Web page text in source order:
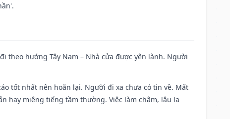
theo hướng Tây Nam – Nhà cửa được yên lành. Người
tốt nhất nên hoãn lại. Người đi xa chưa có tin về. Mất
hay miệng tiếng tầm thường. Việc làm chậm, lâu la